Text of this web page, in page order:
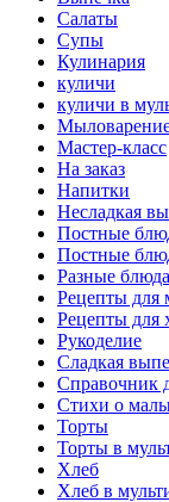
Салаты
Супы
Кулинария
куличи
куличи в
Мастер-класс
На заказ
Напитки
Несладкая
Постные
Постные
Разные блюда
Рецепты для
Рецепты для
Рукоделие
Сладкая
Справочник
Стихи о
Торты
Торты в
Хлеб
Хлеб в